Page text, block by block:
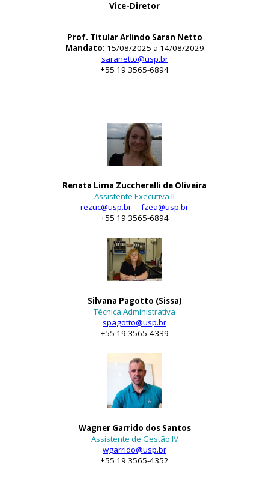
Vice-Diretor
Prof. Titular Arlindo Saran Netto
Mandato: 15/08/2025 a 14/08/2029
saranetto@usp.br
+55 19 3565-6894
Renata Lima Zuccherelli de Oliveira
Assistente Executiva II
rezuc@usp.br - fzea@usp.br
+55 19 3565-6894
Silvana Pagotto (Sissa)
Técnica Administrativa
spagotto@usp.br
+55 19 3565-4339
Wagner Garrido dos Santos
Assistente de Gestão IV
wgarrido@usp.br
+55 19 3565-4352